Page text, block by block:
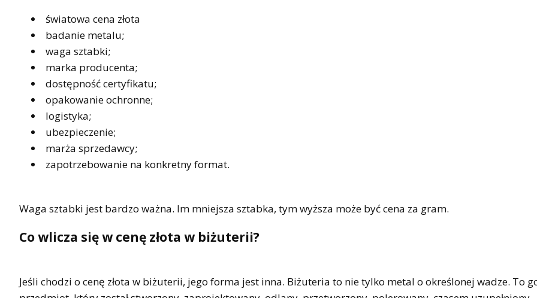
światowa cena złota
badanie metalu;
waga sztabki;
marka producenta;
dostępność certyfikatu;
opakowanie ochronne;
logistyka;
ubezpieczenie;
marża sprzedawcy;
zapotrzebowanie na konkretny format.
Waga sztabki jest bardzo ważna. Im mniejsza sztabka, tym wyższa może być cena za gram.
Co wlicza się w cenę złota w biżuterii?
Jeśli chodzi o cenę złota w biżuterii, jego forma jest inna. Biżuteria to nie tylko metal o określonej wadze. To